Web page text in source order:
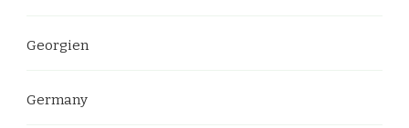
Georgien
Germany